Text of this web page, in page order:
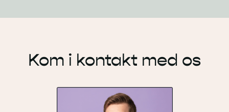
Kom i kontakt med os